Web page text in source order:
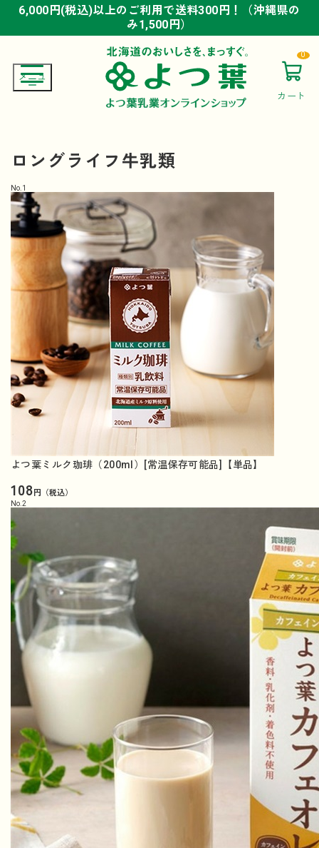
6,000円(税込)以上のご利用で送料300円！（沖縄県の
み1,500円）
6,000円(税込)以上のご利用で送料300円！（沖縄県の
み1,500円）
6,000円(税込)以上のご利用で送料300円！（沖縄県の
み1,500円）
カート
0
ロングライフ牛乳類
No. 1
よつ葉ミルク珈琲（200ml）[常温保存可能品]【単品】
108円（税込）
No. 2